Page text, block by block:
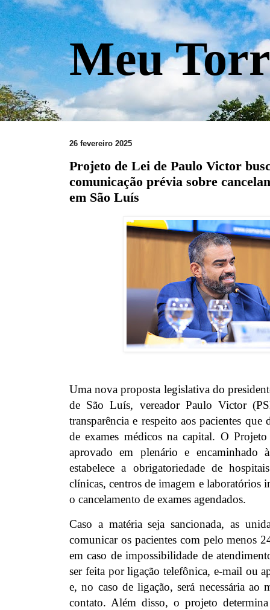
Meu
26 fevereiro 2025
Projeto de Lei de Paulo Victor
comunicação prévia sobre
em São Luís
Uma nova proposta legislativa do
de São Luís, vereador Paulo Victor
transparência e respeito aos pacientes que
de exames médicos na capital. O
aprovado em plenário e encaminhado
estabelece a obrigatoriedade de
clínicas, centros de imagem e laboratórios
o cancelamento de exames agendados.
Caso a matéria seja sancionada, as
comunicar os pacientes com pelo menos
em caso de impossibilidade de
ser feita por ligação telefônica, e-mail ou
e, no caso de ligação, será necessária ao
contato. Além disso, o projeto